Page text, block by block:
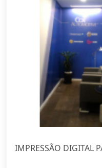
IMPRESSÃO DIGITAL